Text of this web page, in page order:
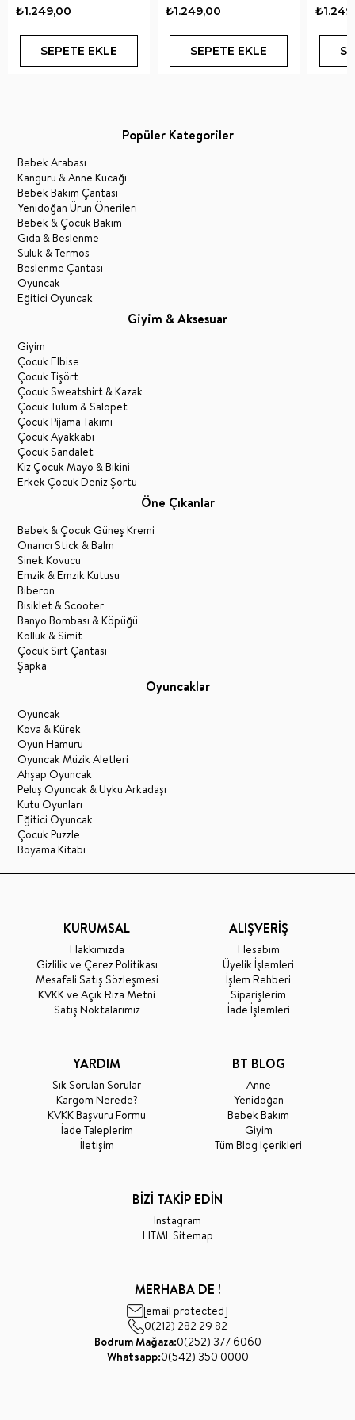
₺1.249,00
SEPETE EKLE
₺1.249,00
SEPETE EKLE
Popüler Kategoriler
Bebek Arabası
Kanguru & Anne Kucağı
Bebek Bakım Çantası
Yenidoğan Ürün Önerileri
Bebek & Çocuk Bakım
Gıda & Beslenme
Suluk & Termos
Beslenme Çantası
Oyuncak
Eğitici Oyuncak
Giyim & Aksesuar
Giyim
Çocuk Elbise
Çocuk Tişört
Çocuk Sweatshirt & Kazak
Çocuk Tulum & Salopet
Çocuk Pijama Takımı
Çocuk Ayakkabı
Çocuk Sandalet
Kız Çocuk Mayo & Bikini
Erkek Çocuk Deniz Şortu
Öne Çıkanlar
Bebek & Çocuk Güneş Kremi
Onarıcı Stick & Balm
Sinek Kovucu
Emzik & Emzik Kutusu
Biberon
Bisiklet & Scooter
Banyo Bombası & Köpüğü
Kolluk & Simit
Çocuk Sırt Çantası
Şapka
Oyuncaklar
Oyuncak
Kova & Kürek
Oyun Hamuru
Oyuncak Müzik Aletleri
Ahşap Oyuncak
Peluş Oyuncak & Uyku Arkadaşı
Kutu Oyunları
Eğitici Oyuncak
Çocuk Puzzle
Boyama Kitabı
KURUMSAL
Hakkımızda
Gizlilik ve Çerez Politikası
Mesafeli Satış Sözleşmesi
KVKK ve Açık Rıza Metni
Satış Noktalarımız
ALIŞVERİŞ
Hesabım
Üyelik İşlemleri
İşlem Rehberi
Siparişlerim
İade İşlemleri
YARDIM
Sık Sorulan Sorular
Kargom Nerede?
KVKK Başvuru Formu
İade Taleplerim
İletişim
BT BLOG
Anne
Yenidoğan
Bebek Bakım
Giyim
Tüm Blog İçerikleri
BİZİ TAKİP EDİN
Instagram
HTML Sitemap
MERHABA DE !
[email protected]
0(212) 282 29 82
Bodrum Mağaza:0(252) 377 6060
Whatsapp:0(542) 350 0000